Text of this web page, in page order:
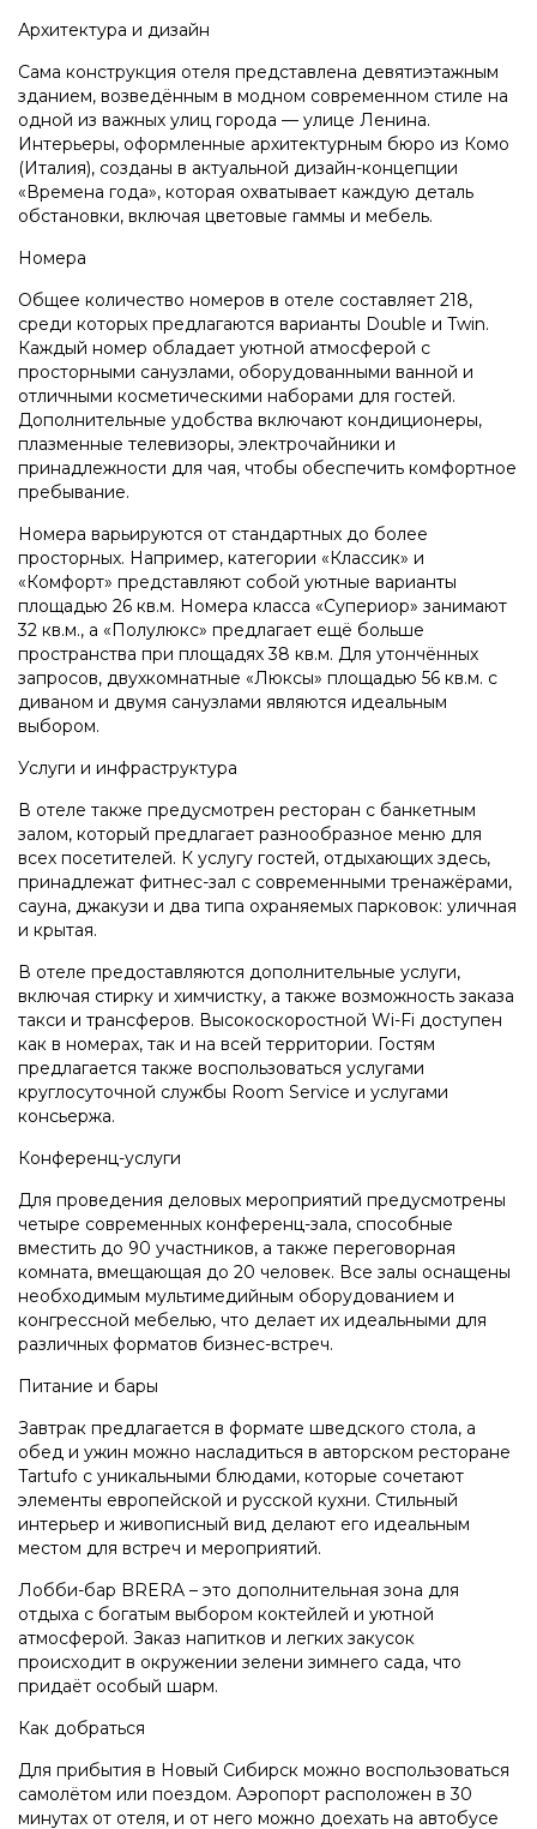
Архитектура и дизайн
Сама конструкция отеля представлена девятиэтажным
зданием, возведённым в модном современном стиле на
одной из важных улиц города — улице Ленина.
Интерьеры, оформленные архитектурным бюро из Комо
(Италия), созданы в актуальной дизайн-концепции
«Времена года», которая охватывает каждую деталь
обстановки, включая цветовые гаммы и мебель.
Номера
Общее количество номеров в отеле составляет 218,
среди которых предлагаются варианты Double и Twin.
Каждый номер обладает уютной атмосферой с
просторными санузлами, оборудованными ванной и
отличными косметическими наборами для гостей.
Дополнительные удобства включают кондиционеры,
плазменные телевизоры, электрочайники и
принадлежности для чая, чтобы обеспечить комфортное
пребывание.
Номера варьируются от стандартных до более
просторных. Например, категории «Классик» и
«Комфорт» представляют собой уютные варианты
площадью 26 кв.м. Номера класса «Супериор» занимают
32 кв.м., а «Полулюкс» предлагает ещё больше
пространства при площадях 38 кв.м. Для утончённых
запросов, двухкомнатные «Люксы» площадью 56 кв.м. с
диваном и двумя санузлами являются идеальным
выбором.
Услуги и инфраструктура
В отеле также предусмотрен ресторан с банкетным
залом, который предлагает разнообразное меню для
всех посетителей. К услугу гостей, отдыхающих здесь,
принадлежат фитнес-зал с современными тренажёрами,
сауна, джакузи и два типа охраняемых парковок: уличная
и крытая.
В отеле предоставляются дополнительные услуги,
включая стирку и химчистку, а также возможность заказа
такси и трансферов. Высокоскоростной Wi-Fi доступен
как в номерах, так и на всей территории. Гостям
предлагается также воспользоваться услугами
круглосуточной службы Room Service и услугами
консьержа.
Конференц-услуги
Для проведения деловых мероприятий предусмотрены
четыре современных конференц-зала, способные
вместить до 90 участников, а также переговорная
комната, вмещающая до 20 человек. Все залы оснащены
необходимым мультимедийным оборудованием и
конгрессной мебелью, что делает их идеальными для
различных форматов бизнес-встреч.
Питание и бары
Завтрак предлагается в формате шведского стола, а
обед и ужин можно насладиться в авторском ресторане
Tartufo с уникальными блюдами, которые сочетают
элементы европейской и русской кухни. Стильный
интерьер и живописный вид делают его идеальным
местом для встреч и мероприятий.
Лобби-бар BRERA – это дополнительная зона для
отдыха с богатым выбором коктейлей и уютной
атмосферой. Заказ напитков и легких закусок
происходит в окружении зелени зимнего сада, что
придаёт особый шарм.
Как добраться
Для прибытия в Новый Сибирск можно воспользоваться
самолётом или поездом. Аэропорт расположен в 30
минутах от отеля, и от него можно доехать на автобусе